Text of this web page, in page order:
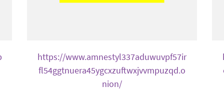
https://www.amnestyl337aduwuvpf57ir
fl54ggtnuera45ygcxzuftwxjvvmpuzqd.o
nion/